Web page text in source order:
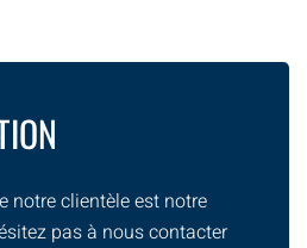
notre clientèle est notre
pas à nous contacter